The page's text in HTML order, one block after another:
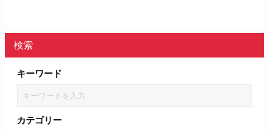
検索
キーワード
カテゴリー